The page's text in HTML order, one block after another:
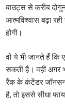
बाउट्स से करीब
आत्मविश्वास बढ़ा
होगी।
वो ये भी जानते हैं कि
सकती है। वहीं अगर
रैंक के कंटेंडर जॉनसन
है, तो इससे सीधा